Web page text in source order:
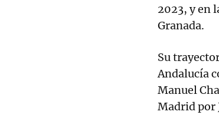
2023, y en
Granada.
Su
Andalucía
Manuel
Madrid por